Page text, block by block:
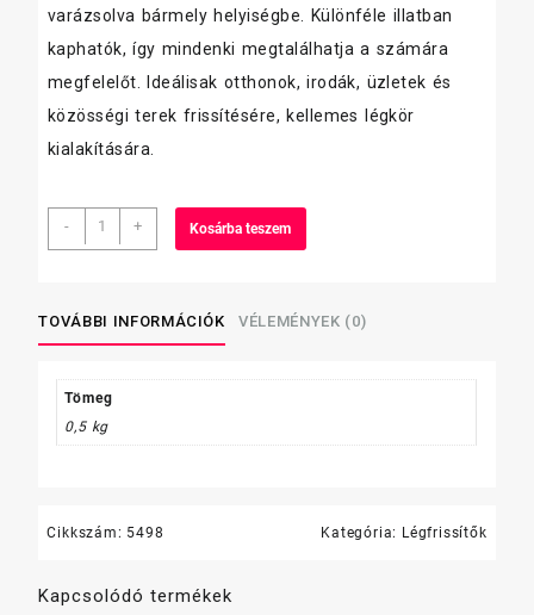
varázsolva bármely helyiségbe. Különféle illatban
kaphatók, így mindenki megtalálhatja a számára
megfelelőt. Ideálisak otthonok, irodák, üzletek és
közösségi terek frissítésére, kellemes légkör
kialakítására.
-
Septima
légfrissítő
0,5
L
mennyiség
+ Kosárba teszem
TOVÁBBI INFORMÁCIÓK VÉLEMÉNYEK (0)
Tömeg
0,5 kg
Cikkszám: 5498 Kategória: Légfrissítők
Kapcsolódó termékek